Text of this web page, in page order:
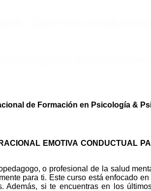
de Formación en Psicología &
EMOTIVA CONDUCTUAL
o profesional de la salud
para ti. Este curso está enfocado
si te encuentras en los